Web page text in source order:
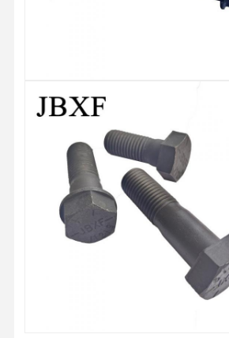
हमारे बारे में फ़ैक्टरी टूर गुणवत्ता
ब्लॉग